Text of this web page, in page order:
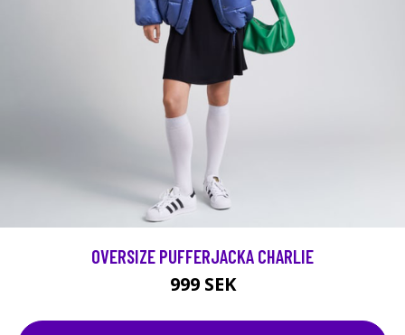
OVERSIZE PUFFERJACKA CHARLIE
999 SEK